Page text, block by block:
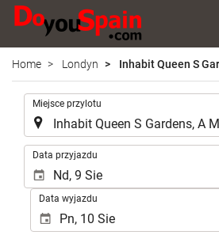
Home Londyn Inhabit Queen S
Miejsce przylotu
Data przyjazdu
Data wyjazdu